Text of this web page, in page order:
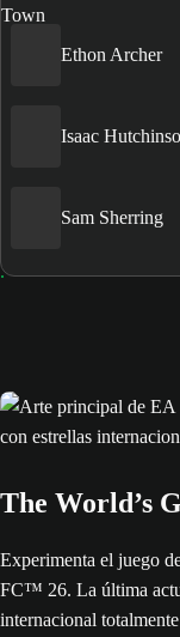
Ethon Archer
Isaac
Sam Sherring
The World’s
Experimenta el juego
FC™ 26. La última
internacional